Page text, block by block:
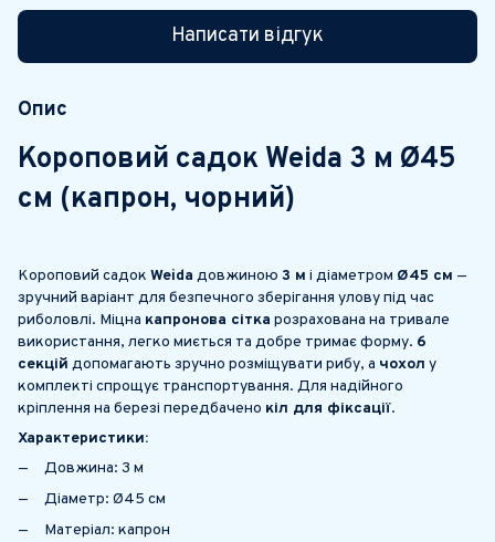
Написати відгук
Опис
Короповий садок Weida 3 м Ø45
см (капрон, чорний)
Короповий садок Weida довжиною 3 м і діаметром Ø45 см —
зручний варіант для безпечного зберігання улову під час
риболовлі. Міцна капронова сітка розрахована на тривале
використання, легко миється та добре тримає форму. 6
секцій допомагають зручно розміщувати рибу, а чохол у
комплекті спрощує транспортування. Для надійного
кріплення на березі передбачено кіл для фіксації.
Характеристики:
Довжина: 3 м
Діаметр: Ø45 см
Матеріал: капрон